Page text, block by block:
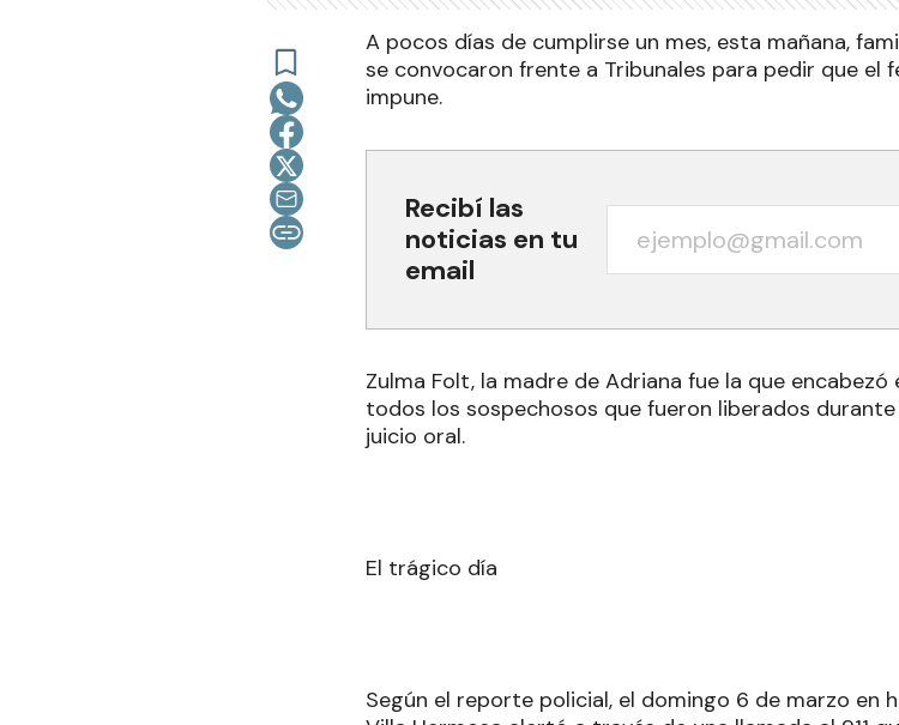
A pocos días de cumplirse un mes, esta mañana,
se convocaron frente a Tribunales para pedir que el
impune.
Recibí las
noticias en tu
email
Zulma Folt, la madre de Adriana fue la que
todos los sospechosos que fueron liberados
juicio oral.
El trágico día
Según el reporte policial, el domingo 6 de marzo en